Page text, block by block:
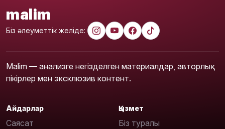
malim
Біз әлеуметтік желіде:
Malim — анализге негізделген материалдар, авторлық
пікірлер мен эксклюзив контент.
Айдарлар
Саясат
Қызмет
Біз туралы